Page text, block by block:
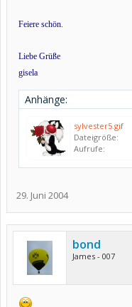
Feiere schön.
Liebe Grüße
gisela
Anhänge:
sylvester5.gif
Dateigröße:
Aufrufe:
29. Juni 2004
bond
James - 007